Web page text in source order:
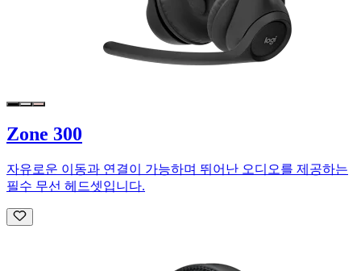
Zone 300
자유로운 이동과 연결이 가능하며 뛰어난 오디오를 제공하는
필수 무선 헤드셋입니다.